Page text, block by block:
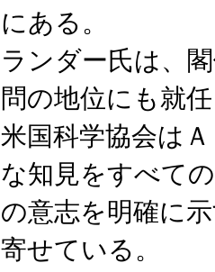
にある。
ランダー氏は、
問の地位にも就
米国科学協会は
な知見をすべて
の意志を明確に
寄せている。